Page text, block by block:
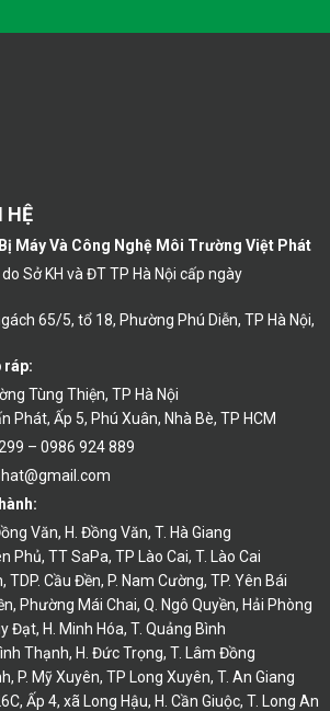
HỆ
Máy Và Công Nghệ Môi Trường Việt Phát
Sở KH và ĐT TP Hà Nội cấp ngày
65/5, tổ 18, Phường Phú Diễn, TP Hà Nội,
ráp:
Tùng Thiện, TP Hà Nội
Phát, Ấp 5, Phú Xuân, Nhà Bè, TP HCM
– 0986 924 889
Văn, H. Đồng Văn, T. Hà Giang
Phủ, TT SaPa, TP Lào Cai, T. Lào Cai
TDP. Cầu Đền, P. Nam Cường, TP. Yên Bái
Phường Mái Chai, Q. Ngô Quyền, Hải Phòng
Đạt, H. Minh Hóa, T. Quảng Bình
Thạnh, H. Đức Trọng, T. Lâm Đồng
P. Mỹ Xuyên, TP Long Xuyên, T. An Giang
Ấp 4, xã Long Hậu, H. Cần Giuộc, T. Long An